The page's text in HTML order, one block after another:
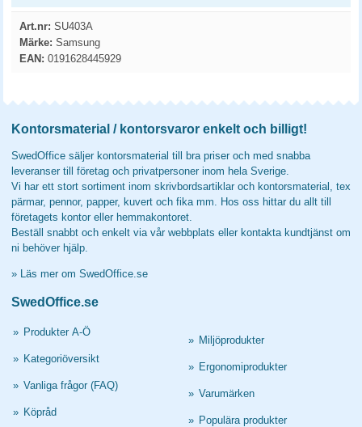
Art.nr: SU403A
Märke: Samsung
EAN: 0191628445929
Kontorsmaterial / kontorsvaror enkelt och billigt!
SwedOffice säljer kontorsmaterial till bra priser och med snabba
leveranser till företag och privatpersoner inom hela Sverige.
Vi har ett stort sortiment inom skrivbordsartiklar och kontorsmaterial, tex
pärmar, pennor, papper, kuvert och fika mm. Hos oss hittar du allt till
företagets kontor eller hemmakontoret.
Beställ snabbt och enkelt via vår webbplats eller kontakta kundtjänst om
ni behöver hjälp.
» Läs mer om SwedOffice.se
SwedOffice.se
» Produkter A-Ö
» Kategoriöversikt
» Vanliga frågor (FAQ)
» Köpråd
» Miljöprodukter
» Ergonomiprodukter
» Varumärken
» Populära produkter